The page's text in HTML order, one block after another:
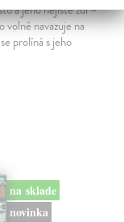
a jeho nejisté zdi –
navazuje na
prolíná s jeho
na sklade
novinka